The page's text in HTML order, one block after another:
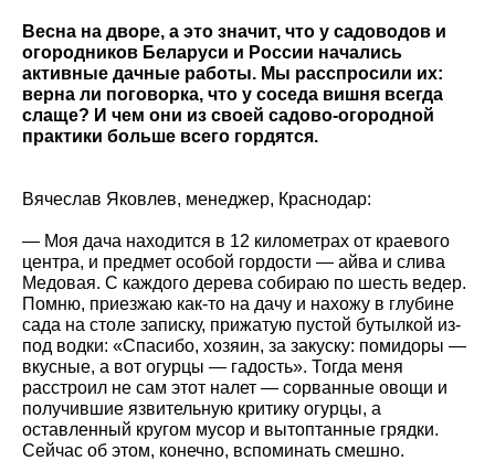
Весна на дворе, а это значит, что у садоводов и
огородников Беларуси и России начались
активные дачные работы. Мы расспросили их:
верна ли поговорка, что у соседа вишня всегда
слаще? И чем они из своей садово-огородной
практики больше всего гордятся.
Вячеслав Яковлев, менеджер, Краснодар:
— Моя дача находится в 12 километрах от краевого
центра, и предмет особой гордости — айва и слива
Медовая. С каждого дерева собираю по шесть ведер.
Помню, приезжаю как-то на дачу и нахожу в глубине
сада на столе записку, прижатую пустой бутылкой из-
под водки: «Спасибо, хозяин, за закуску: помидоры —
вкусные, а вот огурцы — гадость». Тогда меня
расстроил не сам этот налет — сорванные овощи и
получившие язвительную критику огурцы, а
оставленный кругом мусор и вытоптанные грядки.
Сейчас об этом, конечно, вспоминать смешно.